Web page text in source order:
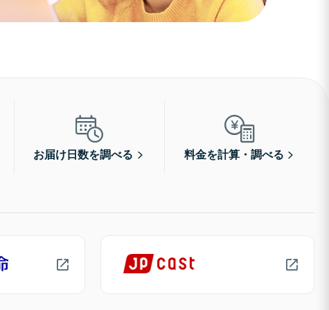
お届け日数を調べる 料金を計算・調べる